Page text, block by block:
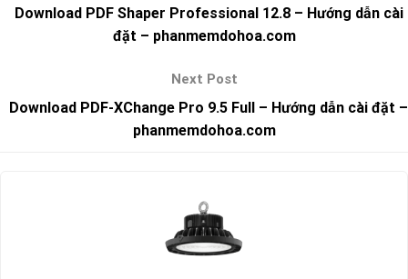
Download PDF Shaper Professional 12.8 – Hướng dẫn cài
đặt – phanmemdohoa.com
Download PDF-XChange Pro 9.5 Full – Hướng dẫn cài đặt –
phanmemdohoa.com